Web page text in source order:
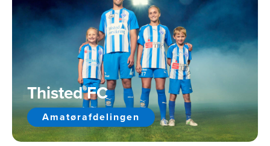
Thisted FC
Amatørafdelingen